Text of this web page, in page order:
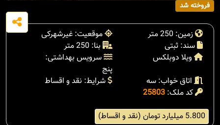
فروخته شد
زمین: 250 متر
موقعیت: غیرشهرکی
سند: ثبتی
بنا: 250 متر
ویلا دوبلکس
سرویس بهداشتی:
پنج
اتاق خواب: سه
شرایط: نقد و اقساط
کد ملک: 25803
5.800 میلیارد تومان (نقد و اقساط)